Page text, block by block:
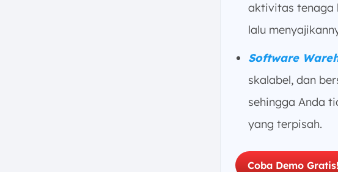
aktivitas tenaga
lalu
Software
skalabel, dan
sehingga Anda
yang terpisah.
Coba Demo Gratis!